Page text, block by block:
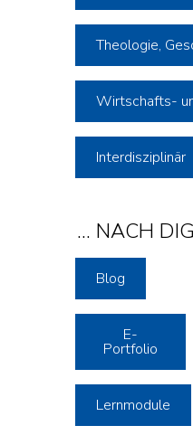
Theologie,
Wirtschafts-
Interdisziplinär
... NACH
Blog
E-
Portfolio
Lernmodule